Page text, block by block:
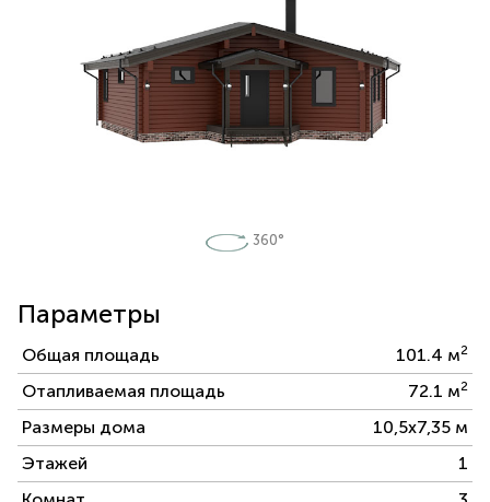
360°
Параметры
Общая площадь 101.4 м2
Отапливаемая площадь 72.1 м2
Размеры дома
10,5х7,35 м
Этажей
1